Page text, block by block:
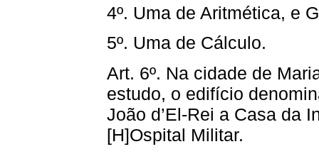
4º. Uma de Aritmética, e
5º. Uma de Cálculo.
Art. 6º. Na cidade de
estudo, o edifício
João d’El-Rei a Casa da
[H]Ospital Militar.